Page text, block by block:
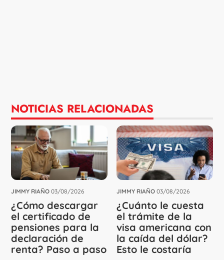
NOTICIAS RELACIONADAS
JIMMY RIAÑO 03/08/2026
¿Cómo descargar
el certificado de
pensiones para la
declaración de
renta? Paso a paso
JIMMY RIAÑO 03/08/2026
¿Cuánto le cuesta
el trámite de la
visa americana con
la caída del dólar?
Esto le costaría